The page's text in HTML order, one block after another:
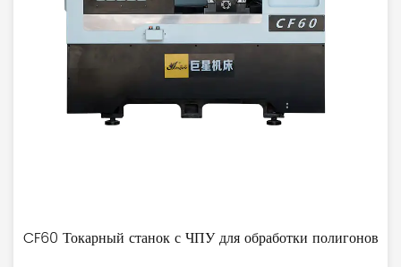
CF60 Токарный станок с ЧПУ для обработки полигонов